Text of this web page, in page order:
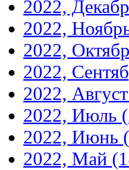
2022,
2022,
2022,
2022,
2022, Август
2022, Июль
2022, Июнь
2022, Май